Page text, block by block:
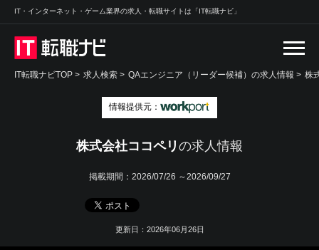
IT・インターネット・ゲーム業界の求人・転職サイトは「IT転職ナビ」
IT転職ナビTOP > 求人検索 > QAエンジニア（リーダー候補）の求人情報 > 株
情報提供元：
株式会社ココペリ の求人情報
掲載期間： 2026/07/26 ～2026/09/27
更新日：2026年06月26日